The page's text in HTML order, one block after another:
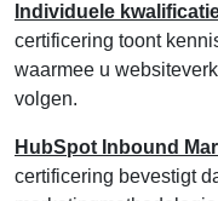
Individuele
certificering toont
waarmee u
volgen.
HubSpot Inbound
certificering bevestigt